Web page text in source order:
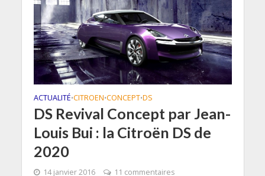
ACTUALITÉ•CITROEN•CONCEPT•DS
DS Revival Concept par Jean-
Louis Bui : la Citroën DS de
2020
14 janvier 2016 11 commentaires